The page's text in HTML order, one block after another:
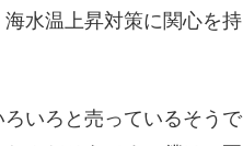
水温上昇対策に関心を持
いろと売っているそうで